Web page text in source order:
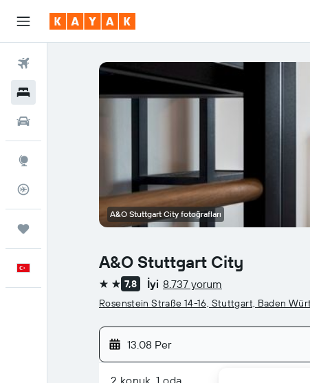
A&O Stuttgart City
2 yıldız7,8 İyi 8.737 yorum
Rosenstein Straße 14-16, Stuttgart, Baden
13.08 Per
2 konuk, 1 oda
A&O Stuttgart City fotoğrafları